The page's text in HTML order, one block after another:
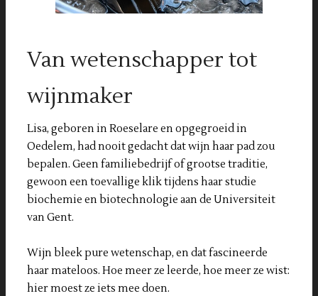
Van wetenschapper tot
wijnmaker
Lisa, geboren in Roeselare en opgegroeid in
Oedelem, had nooit gedacht dat wijn haar pad zou
bepalen. Geen familiebedrijf of grootse traditie,
gewoon een toevallige klik tijdens haar studie
biochemie en biotechnologie aan de Universiteit
van Gent.
Wijn bleek pure wetenschap, en dat fascineerde
haar mateloos. Hoe meer ze leerde, hoe meer ze wist:
hier moest ze iets mee doen.